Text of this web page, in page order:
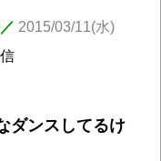
2015/03/11(水)
ダンスしてるけ